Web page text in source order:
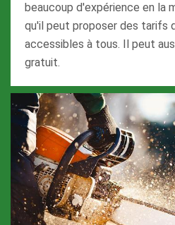
beaucoup d'expérience en la
qu'il peut proposer des tarifs
accessibles à tous. Il peut
gratuit.